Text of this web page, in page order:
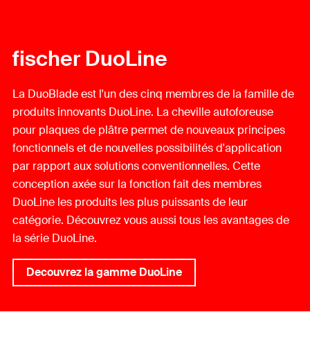
fischer DuoLine
La DuoBlade est l'un des cinq membres de la famille de
produits innovants DuoLine. La cheville autoforeuse
pour plaques de plâtre permet de nouveaux principes
fonctionnels et de nouvelles possibilités d'application
par rapport aux solutions conventionnelles. Cette
conception axée sur la fonction fait des membres
DuoLine les produits les plus puissants de leur
catégorie. Découvrez vous aussi tous les avantages de
la série DuoLine.
Decouvrez la gamme DuoLine